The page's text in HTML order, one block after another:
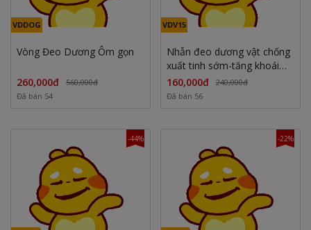
VDDOG
Vòng Đeo Dương Ôm gọn
260,000đ
560,000đ
Đã bán 54
VDV15
Nhẫn đeo dương vật chống
xuất tinh sớm-tăng khoái
cảm
160,000đ
240,000đ
Đã bán 56
-44% -22%